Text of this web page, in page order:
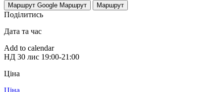
Маршрут Google Маршрут Маршрут
Поділитись
Дата та час
Add to calendar
НД 30 лис 19:00-21:00
Ціна
Ціна